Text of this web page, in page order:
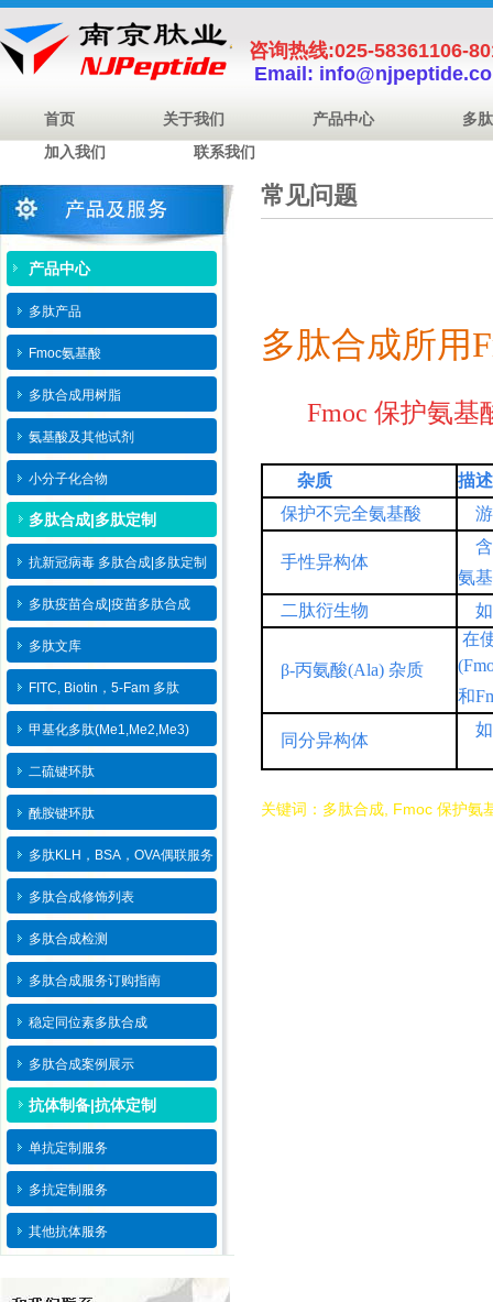
咨询热线:025-58361106-
Email:
首页 关于我们 产品中心
多
加入我们
联系我们
产品中心
多肽产品
Fmoc氨基酸
多肽合成用树脂
氨基酸及其他试剂
小分子化合物
多肽合成|多肽定制
抗新冠病毒 多肽合成|多肽定制
多肽疫苗合成|疫苗多肽​合成
多肽文库
FITC, Biotin，5-Fam 多肽
甲基化多肽(Me1,Me2,Me3)
二硫键环肽
酰胺键环肽
多肽KLH，BSA，OVA偶联服务
多肽合成修饰列表
多肽合成检测
多肽合成服务订购指南
稳定同位素多肽合成
多肽合成案例展示
抗体制备|抗体定制
单抗定制服务
多抗定制服务
其他抗体服务
常见问题
多肽合成所用
Fmoc 保护氨基
杂质
描述
保护不完全氨基酸
手性异构体
氨
二肽衍生物
如
β-丙氨酸(Ala)杂质
在
和
同分异构体
关键词： 多肽合成, Fmoc 保护氨